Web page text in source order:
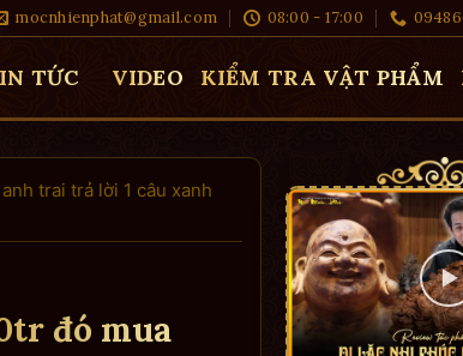
mocnhienphat@gmail.com 08:00 - 17:00
TỨC VIDEO KIỂM TRA VẬT PHẨM
trai trả lời 1 câu xanh
đó mua